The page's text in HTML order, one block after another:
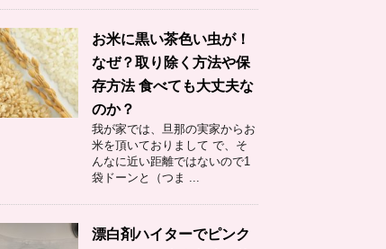
お米に黒い茶色い虫が！
なぜ？取り除く方法や保
存方法 食べても大丈夫な
のか？
我が家では、旦那の実家からお
米を頂いておりまして で、そ
んなに近い距離ではないので1
袋ドーンと（つま ...
漂白剤ハイターでピンク